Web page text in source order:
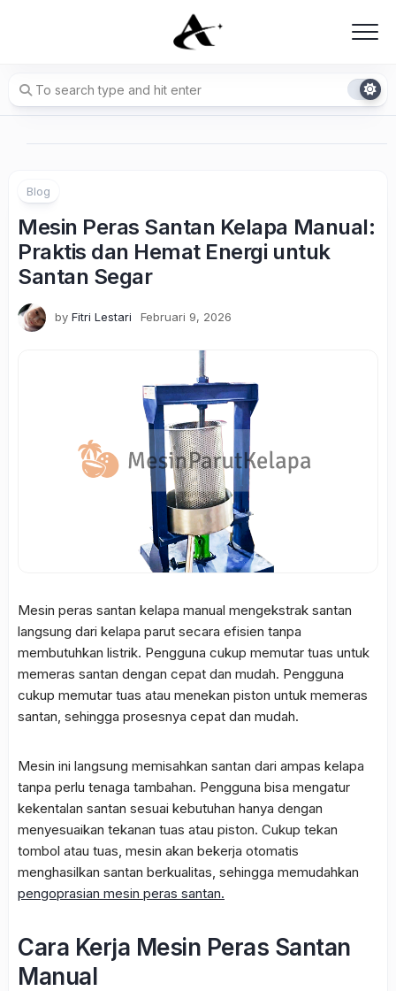
Blog
Mesin Peras Santan Kelapa Manual:
Praktis dan Hemat Energi untuk
Santan Segar
by Fitri Lestari Februari 9, 2026
Mesin peras santan kelapa manual mengekstrak santan
langsung dari kelapa parut secara efisien tanpa
membutuhkan listrik. Pengguna cukup memutar tuas untuk
memeras santan dengan cepat dan mudah. Pengguna
cukup memutar tuas atau menekan piston untuk memeras
santan, sehingga prosesnya cepat dan mudah.
Mesin ini langsung memisahkan santan dari ampas kelapa
tanpa perlu tenaga tambahan. Pengguna bisa mengatur
kekentalan santan sesuai kebutuhan hanya dengan
menyesuaikan tekanan tuas atau piston. Cukup tekan
tombol atau tuas, mesin akan bekerja otomatis
menghasilkan santan berkualitas, sehingga memudahkan
pengoprasian mesin peras santan.
Cara Kerja Mesin Peras Santan
Manual